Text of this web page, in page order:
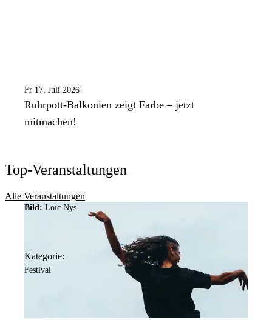
Fr 17. Juli 2026
Ruhrpott-Balkonien zeigt Farbe – jetzt
mitmachen!
Top-Veranstaltungen
Alle Veranstaltungen
Bild: Loïc Nys
Kategorie:
Festival